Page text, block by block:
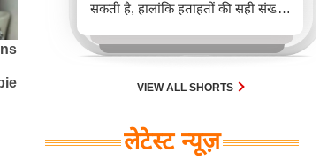
सकती है, हालांकि हताहतों की सही संख्या
VIEW ALL SHORTS
लेटेस्ट न्यूज़